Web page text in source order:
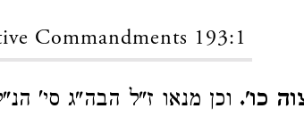
Commandments 193:1
כו'. וכן מנאו ז"ל הבה"ג סי'